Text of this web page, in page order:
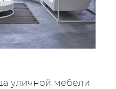
уличной мебели